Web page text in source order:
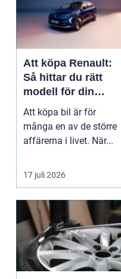
Att köpa Renault:
Så hittar du rätt
modell för din
vardag
Att köpa bil är för
många en av de större
affärerna i livet. När...
17 juli 2026